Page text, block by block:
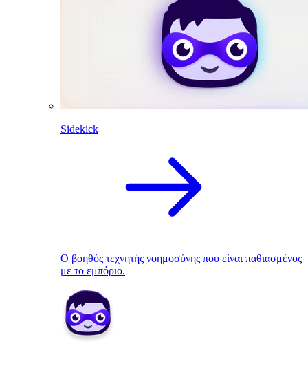
Sidekick
Ο βοηθός τεχνητής νοημοσύνης που είναι παθιασμένος
με το εμπόριο.